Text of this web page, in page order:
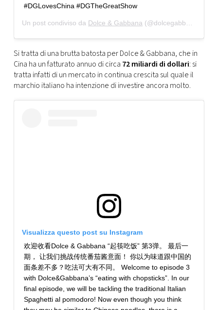
#DGLovesChina #DGTheGreatShow
Un post condiviso da Dolce & Gabbana (@dolcegabbana) in data:
Si tratta di una brutta batosta per Dolce & Gabbana, che in
Cina ha un fatturato annuo di circa 72 miliardi di dollari: si
tratta infatti di un mercato in continua crescita sul quale il
marchio italiano ha intenzione di investire ancora molto.
Visualizza questo post su Instagram
欢迎收看Dolce & Gabbana “起筷吃饭” 第3弹。 最后一
期， 让我们挑战传统番茄酱意面！ 你以为味道跟中国的
面条差不多？吃法可大有不同。 Welcome to episode 3
with Dolce&Gabbana’s “eating with chopsticks”. In our
final episode, we will be tackling the traditional Italian
Spaghetti al pomodoro! Now even though you think